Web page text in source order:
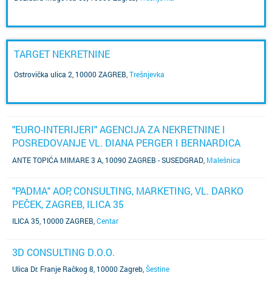
TARGET NEKRETNINE
Ostrovička ulica 2, 10000 ZAGREB Trešnjevka
"EURO-INTERIJERI" AGENCIJA ZA NEKRETNINE I
POSREDOVANJE VL. DIANA PERGER I BERNARDICA
SOČEV, ZAGREB, ANTE TOPIĆA MIMARE 3 A
ANTE TOPIĆA MIMARE 3 A, 10090 ZAGREB - SUSEDGRAD Malešnica
"PADMA" AOP, CONSULTING, MARKETING, VL. DARKO
PEČEK, ZAGREB, ILICA 35
ILICA 35, 10000 ZAGREB Centar
3D CONSULTING D.O.O.
Ulica Dr. Franje Račkog 8, 10000 Zagreb Šestine